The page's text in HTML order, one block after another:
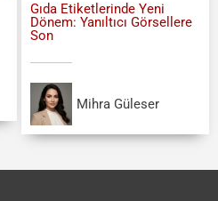
Gıda Etiketlerinde Yeni
Dönem: Yanıltıcı Görsellere
Son
Mihra Güleser